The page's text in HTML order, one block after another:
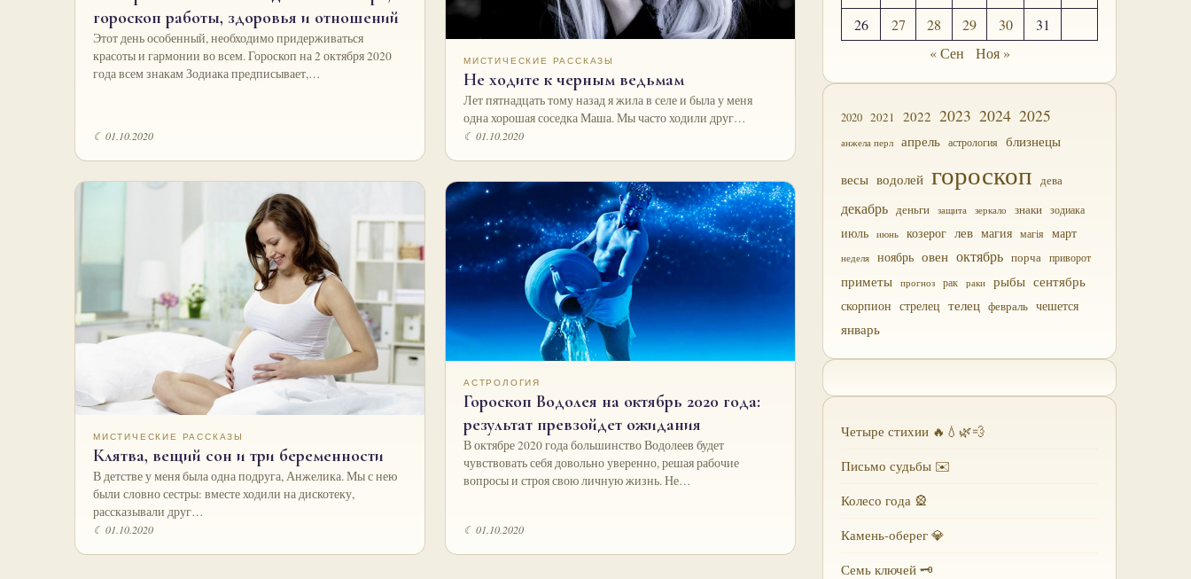
гороскоп работы, здоровья и отношений
Этот день особенный, необходимо придерживаться
красоты и гармонии во всем. Гороскоп на 2 октября 2020
года всем знакам Зодиака предписывает,…
☾ 01.10.2020
МИСТИЧЕСКИЕ РАССКАЗЫ
Не ходите к черным ведьмам
Лет пятнадцать тому назад я жила в селе и была у меня
одна хорошая соседка Маша. Мы часто ходили друг…
☾ 01.10.2020
МИСТИЧЕСКИЕ РАССКАЗЫ
Клятва, вещий сон и три беременности
В детстве у меня была одна подруга, Анжелика. Мы с нею
были словно сестры: вместе ходили на дискотеку,
рассказывали друг…
☾ 01.10.2020
АСТРОЛОГИЯ
Гороскоп Водолея на октябрь 2020 года:
результат превзойдет ожидания
В октябре 2020 года большинство Водолеев будет
чувствовать себя довольно уверенно, решая рабочие
вопросы и строя свою личную жизнь. Не…
☾ 01.10.2020
26
27 28 29 30
31
« Сен
Ноя »
2020 2021 2022 2023 2024 2025
анжела перл апрель астрология близнецы
весы водолей гороскоп дева
декабрь деньги защита зеркало знаки зодиака
июль июнь козерог лев магия магія март
неделя ноябрь овен октябрь порча приворот
приметы прогноз рак раки рыбы сентябрь
скорпион стрелец телец февраль чешется
январь
Четыре стихии 🔥💧🌿💨
Письмо судьбы ✉️
Колесо года 🎡
Камень-оберег 💎
Семь ключей 🗝